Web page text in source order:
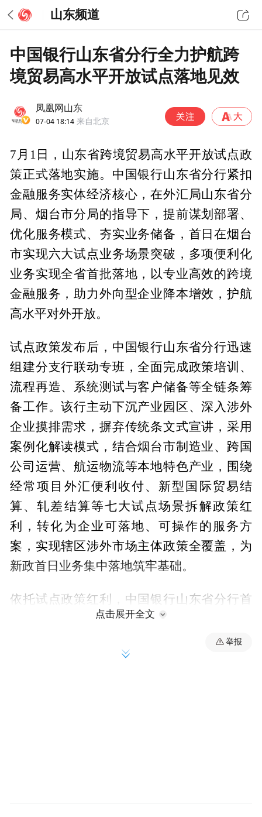
山东频道
中国银行山东省分行全力护航跨
境贸易高水平开放试点落地见效
凤凰网山东
07-04 18:14 来自北京
7月1日，山东省跨境贸易高水平开放试点政
策正式落地实施。中国银行山东省分行紧扣
金融服务实体经济核心，在外汇局山东省分
局、烟台市分局的指导下，提前谋划部署、
优化服务模式、夯实业务储备，首日在烟台
市实现六大试点业务场景突破，多项便利化
业务实现全省首批落地，以专业高效的跨境
金融服务，助力外向型企业降本增效，护航
高水平对外开放。
试点政策发布后，中国银行山东省分行迅速
组建分支行联动专班，全面完成政策培训、
流程再造、系统测试与客户储备等全链条筹
备工作。该行主动下沉产业园区、深入涉外
企业摸排需求，摒弃传统条文式宣讲，采用
案例化解读模式，结合烟台市制造业、跨国
公司运营、航运物流等本地特色产业，围绕
经常项目外汇便利收付、新型国际贸易结
算、轧差结算等七大试点场景拆解政策红
利，转化为企业可落地、可操作的服务方
案，实现辖区涉外市场主体政策全覆盖，为
新政首日业务集中落地筑牢基础。
依托试点政策红利，中国银行山东省分行首
日实现六大场景业务多点开花，交出亮眼开
局答卷。在经常项目便利化方面，为优质外
贸企业办理便利化收支业务超5千万美元，覆
点击展开全文
举报